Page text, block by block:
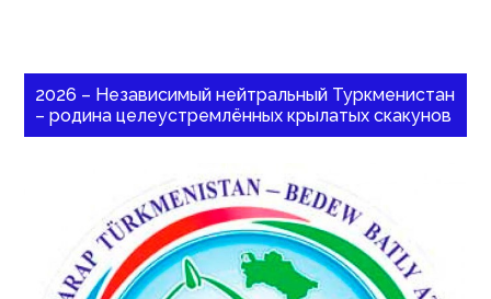
2026 – Независимый нейтральный Туркменистан
– родина целеустремлённых крылатых скакунов